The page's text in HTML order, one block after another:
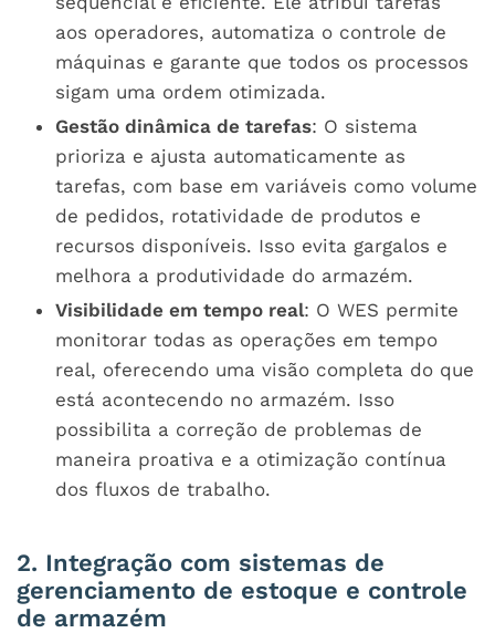
aos operadores, automatiza o controle de
máquinas e garante que todos os processos
sigam uma ordem otimizada.
Gestão dinâmica de tarefas: O sistema
prioriza e ajusta automaticamente as
tarefas, com base em variáveis como volume
de pedidos, rotatividade de produtos e
recursos disponíveis. Isso evita gargalos e
melhora a produtividade do armazém.
Visibilidade em tempo real: O WES permite
monitorar todas as operações em tempo
real, oferecendo uma visão completa do que
está acontecendo no armazém. Isso
possibilita a correção de problemas de
maneira proativa e a otimização contínua
dos fluxos de trabalho.
2. Integração com sistemas de
gerenciamento de estoque e controle
de armazém